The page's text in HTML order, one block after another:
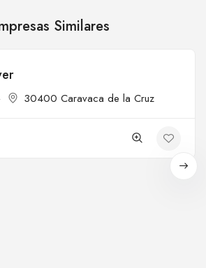
Similares
30400 Caravaca de la Cruz